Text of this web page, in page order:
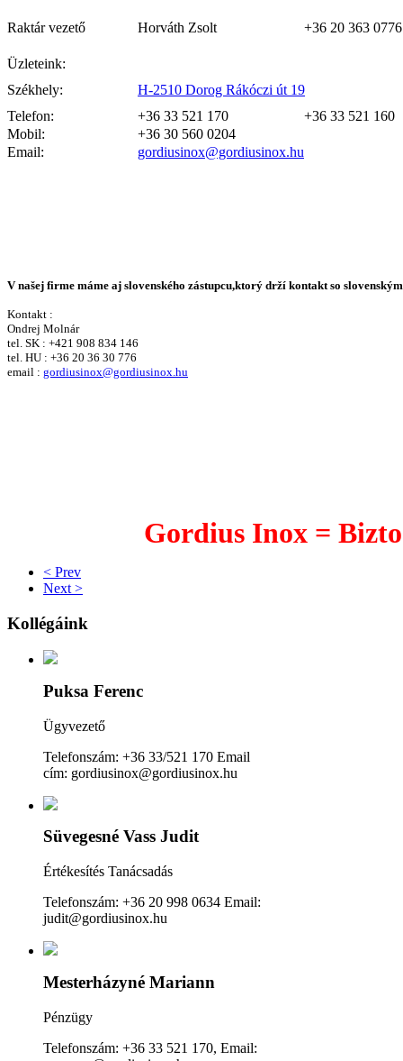
Raktár vezető Horváth Zsolt +36 20 363 0776
Üzleteink:
Székhely:
H-2510 Dorog Rákóczi út 19
Telefon:
+36 33 521 170
+36 33 521 160
Mobil:
+36 30 560 0204
Email:
gordiusinox@gordiusinox.hu
V našej firme máme aj slovenského zástupcu,ktorý drží kontakt so
Kontakt :
Ondrej Molnár
tel. SK : +421 908 834 146
tel. HU : +36 20 36 30 776
email : gordiusinox@gordiusinox.hu
Gordius Inox =
< Prev
Next >
Kollégáink
Puksa Ferenc
Ügyvezető
Telefonszám: +36 33/521 170 Email
cím: gordiusinox@gordiusinox.hu
Süvegesné Vass Judit
Értékesítés Tanácsadás
Telefonszám: +36 20 998 0634 Email:
judit@gordiusinox.hu
Mesterházyné Mariann
Pénzügy
Telefonszám: +36 33 521 170, Email: